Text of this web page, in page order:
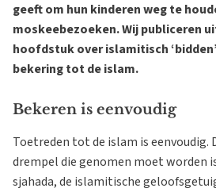
geeft om hun kinderen weg te
moskeebezoeken. Wij publiceren
hoofdstuk over islamitisch
bekering tot de islam.
Bekeren is eenvoudig
Toetreden tot de islam is eenvoudig.
drempel die genomen moet worden
sjahada, de islamitische